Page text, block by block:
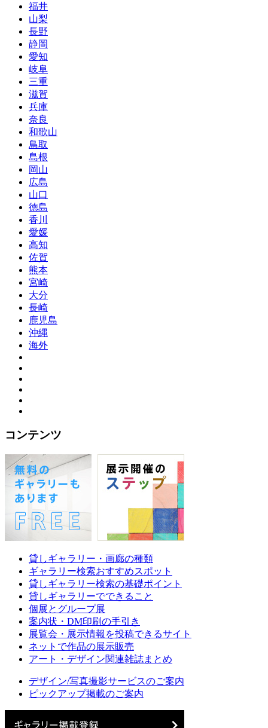
福井
山梨
長野
静岡
愛知
岐阜
三重
滋賀
兵庫
奈良
和歌山
鳥取
島根
岡山
広島
山口
徳島
香川
愛媛
高知
佐賀
熊本
宮崎
大分
長崎
鹿児島
沖縄
海外
コンテンツ
貸しギャラリー・画廊の種類
ギャラリー検索おすすめスポット
貸しギャラリー検索の基礎ポイント
貸しギャラリーでできること
個展とグループ展
案内状・DM印刷の手引き
展覧会・展示情報を投稿できるサイト
ネットで作品の展示販売
アート・デザイン関連雑誌まとめ
デザイン/写真撮影サービスのご案内
ピックアップ掲載のご案内